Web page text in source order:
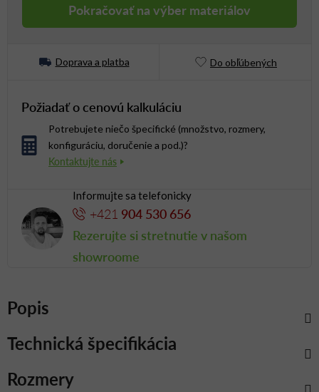
Pokračovať na výber materiálov
Doprava a platba Do obľúbených
Požiadať o cenovú kalkuláciu
Potrebujete niečo špecifické (množstvo, rozmery,
konfiguráciu, doručenie a pod.)?
Informujte sa telefonicky
+421 904 530 656
Rezerujte si stretnutie v našom
showroome
Popis
Rozmery
Technická špecifikácia